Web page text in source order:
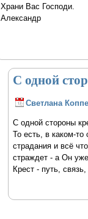
Храни Вас Господи.
Александр
С одной
Светлана
С одной стороны
То есть, в каком-то
страдания и всё
страждет - а Он
Крест - путь,